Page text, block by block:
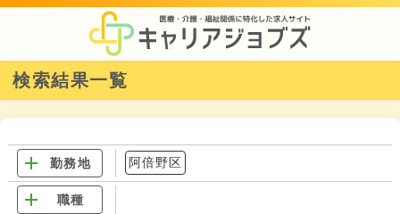
検索結果一覧
勤務地 阿倍野区
職種